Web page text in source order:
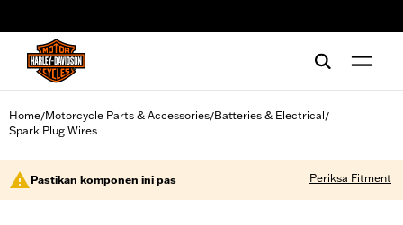
Home/Motorcycle Parts & Accessories/Batteries & Electrical/
Spark Plug Wires
Pastikan komponen ini pas Periksa Fitment